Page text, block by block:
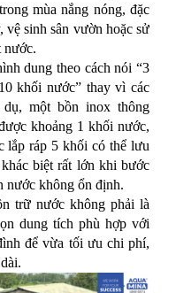
mùa nắng nóng, đặc
vệ sinh sân vườn hoặc sử
nước.
dung theo cách nói “3
khối nước” thay vì các
một bồn inox thông
khoảng 1 khối nước,
lắp ráp 5 khối có thể lưu
biệt rất lớn khi bước
nước không ổn định.
trữ nước không phải là
dung tích phù hợp với
để vừa tối ưu chi phí,